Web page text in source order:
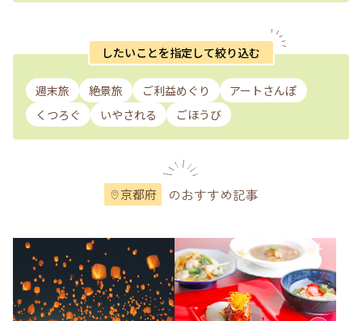
したいことを指定して絞り込む
週末旅 絶景旅 ご利益めぐり
アートさんぽ
くつろぐ
いやされる ごほうび
京都府 のおすすめ記事